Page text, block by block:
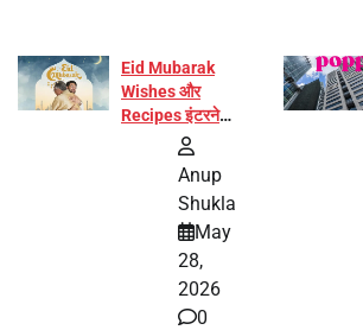
Eid Mubarak
Wishes और
Recipes इंटरनेट
पर हुईं वायरल
Anup
Shukla
May
28,
2026
0